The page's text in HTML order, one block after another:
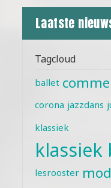
Laatste
Tagcloud
ballet
corona jazzdans
klassiek
klassiek
lesrooster